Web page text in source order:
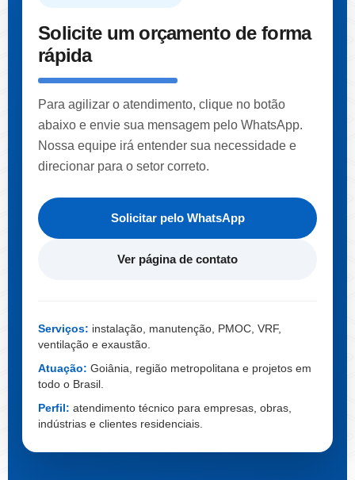
Solicite um orçamento de forma
rápida
Para agilizar o atendimento, clique no botão
abaixo e envie sua mensagem pelo WhatsApp.
Nossa equipe irá entender sua necessidade e
direcionar para o setor correto.
Solicitar pelo WhatsApp
Ver página de contato
Serviços: instalação, manutenção, PMOC, VRF,
ventilação e exaustão.
Atuação: Goiânia, região metropolitana e projetos em
todo o Brasil.
Perfil: atendimento técnico para empresas, obras,
indústrias e clientes residenciais.